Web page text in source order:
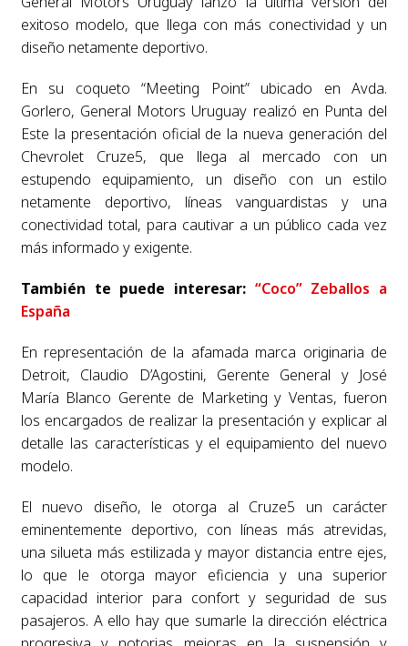
exitoso modelo, que llega con más conectividad y un
diseño netamente deportivo.
En su coqueto “Meeting Point” ubicado en Avda.
Gorlero, General Motors Uruguay realizó en Punta del
Este la presentación oficial de la nueva generación del
Chevrolet Cruze5, que llega al mercado con un
estupendo equipamiento, un diseño con un estilo
netamente deportivo, líneas vanguardistas y una
conectividad total, para cautivar a un público cada vez
más informado y exigente.
También te puede interesar: “Coco” Zeballos a
España
En representación de la afamada marca originaria de
Detroit, Claudio D’Agostini, Gerente General y José
María Blanco Gerente de Marketing y Ventas, fueron
los encargados de realizar la presentación y explicar al
detalle las características y el equipamiento del nuevo
modelo.
El nuevo diseño, le otorga al Cruze5 un carácter
eminentemente deportivo, con líneas más atrevidas,
una silueta más estilizada y mayor distancia entre ejes,
lo que le otorga mayor eficiencia y una superior
capacidad interior para confort y seguridad de sus
pasajeros. A ello hay que sumarle la dirección eléctrica